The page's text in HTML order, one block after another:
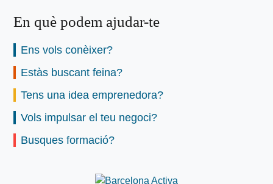
En què podem ajudar-te
Ens vols conèixer?
Estàs buscant feina?
Tens una idea emprenedora?
Vols impulsar el teu negoci?
Busques formació?